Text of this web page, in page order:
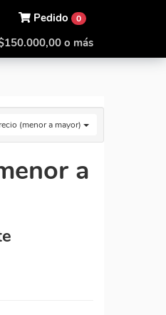
Pedido 0
o más
(menor a mayor)
a